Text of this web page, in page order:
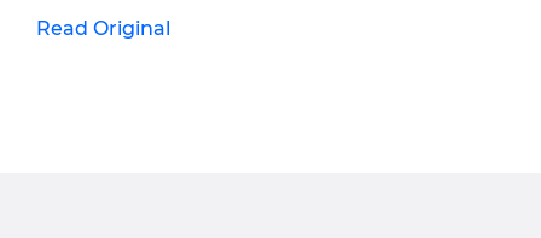
Read Original